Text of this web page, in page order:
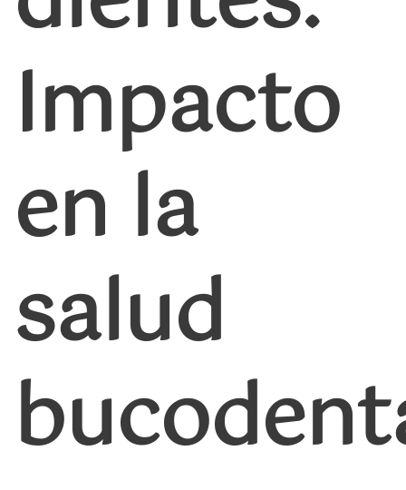
Impacto
en la
salud